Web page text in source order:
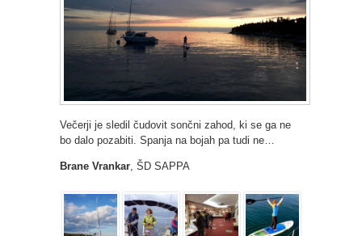
Večerji je sledil čudovit sončni zahod, ki se ga ne
bo dalo pozabiti. Spanja na bojah pa tudi ne…
Brane Vrankar, ŠD SAPPA